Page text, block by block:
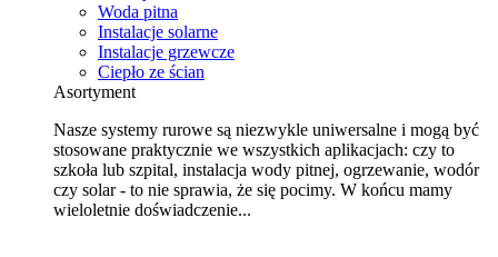
Woda pitna
Instalacje solarne
Instalacje grzewcze
Ciepło ze ścian
Asortyment
Nasze systemy rurowe są niezwykle uniwersalne i mogą być
stosowane praktycznie we wszystkich aplikacjach: czy to
szkoła lub szpital, instalacja wody pitnej, ogrzewanie, wodór
czy solar - to nie sprawia, że się pocimy. W końcu mamy
wieloletnie doświadczenie...